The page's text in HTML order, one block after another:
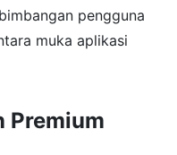
pengguna
muka aplikasi
Premium